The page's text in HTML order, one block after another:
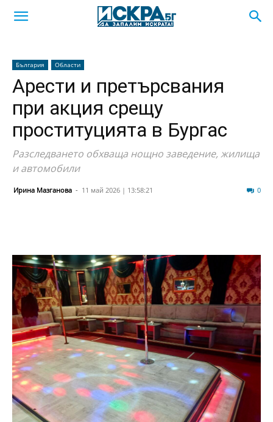
България Области
Арести и претърсвания
при акция срещу
проституцията в Бургас
Разследването обхваща нощно заведение, жилища
и автомобили
Ирина Мазганова - 11 май 2026 | 13:58:21 0